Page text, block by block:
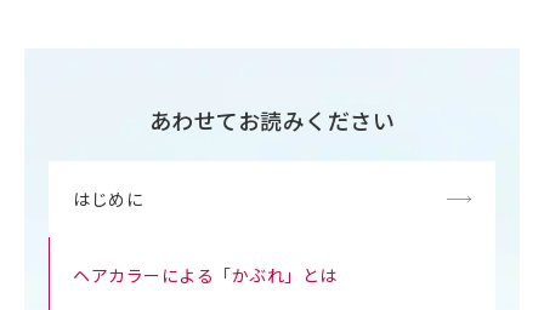
あわせてお読みください
はじめに
ヘアカラーによる「かぶれ」とは